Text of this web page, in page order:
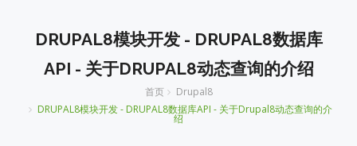
DRUPAL8模块开发 - DRUPAL8数据库
API - 关于DRUPAL8动态查询的介绍
首页
Drupal8
DRUPAL8模块开发 - DRUPAL8数据库API - 关于Drupal8动态查询的介
绍